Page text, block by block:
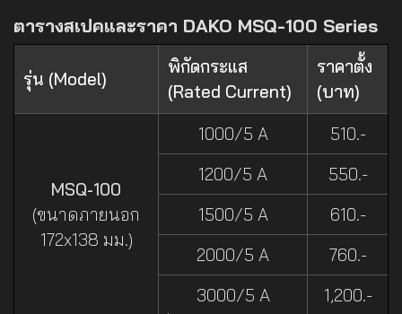
ตารางสเปคและราคา DAKO MSQ-100 Series
รุ่น (Model)
พิกัดกระแส
(Rated Current)
ราคาตั้ง
(บาท)
MSQ-100
(ขนาดภายนอก
172x138 มม.)
1000/5 A
510.-
1200/5 A
550.-
1500/5 A
610.-
2000/5 A
760.-
3000/5 A
1,200.-